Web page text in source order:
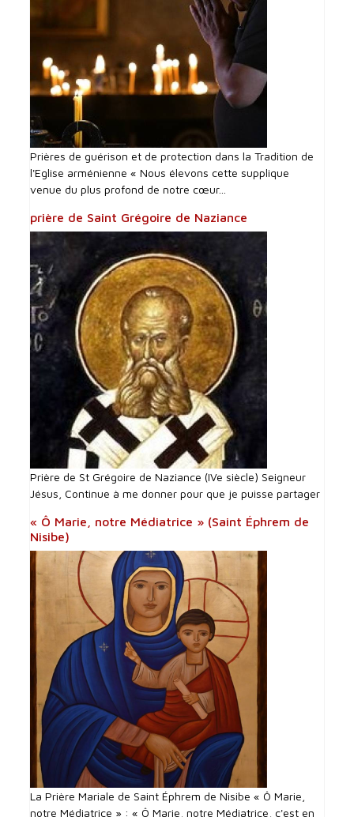
Prières de guérison et de protection dans la Tradition de
l'Eglise arménienne « Nous élevons cette supplique
venue du plus profond de notre cœur...
prière de Saint Grégoire de Naziance
Prière de St Grégoire de Naziance (IVe siècle) Seigneur
Jésus, Continue à me donner pour que je puisse partager
« Ô Marie, notre Médiatrice » (Saint Éphrem de
Nisibe)
La Prière Mariale de Saint Éphrem de Nisibe « Ô Marie,
notre Médiatrice » : « Ô Marie, notre Médiatrice, c'est en